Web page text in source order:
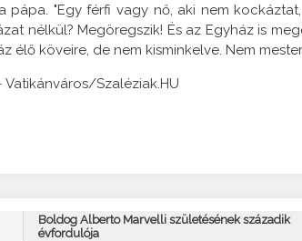
pápa. "Egy férfi vagy nő, aki nem
nélkül? Megöregszik! És az Egyház is
élő köveire, de nem kisminkelve. Nem
Vatikánváros/Szaléziak.HU
Boldog Alberto Marvelli születésének századik
évfordulója